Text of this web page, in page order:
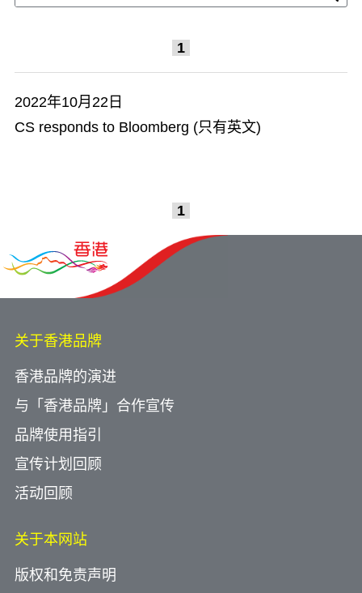
1
2022年10月22日
CS responds to Bloomberg (只有英文)
1
关于香港品牌
香港品牌的演进
与「香港品牌」合作宣传
品牌使用指引
宣传计划回顾
活动回顾
关于本网站
版权和免责声明